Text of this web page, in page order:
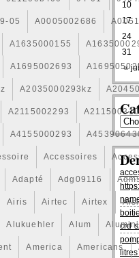
05 A0005002686
A1635000155
A1695002693
A2035000293kz
A2115002293
A4155000293
Accessoires
Adapté Adg09116
Airis Airtec Airtex
Alukuehler Alum
America Americans
«
10
17
24
31
crd